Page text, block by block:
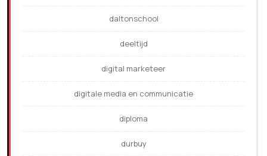
daltonschool
deeltijd
digital marketeer
digitale media en communicatie
diploma
durbuy